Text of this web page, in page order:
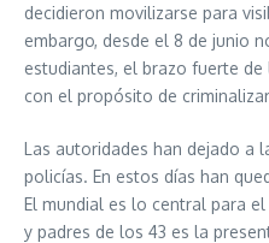
decidieron movilizarse para
embargo, desde el 8 de junio
estudiantes, el brazo fuerte
con el propósito de
Las autoridades han dejado a
policías. En estos días han
El mundial es lo central para
y padres de los 43 es la